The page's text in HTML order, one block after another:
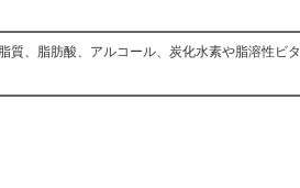
質、脂肪酸、アルコール、炭化水素や脂溶性ビタ